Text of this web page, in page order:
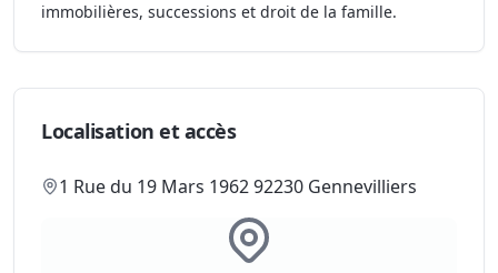
immobilières, successions et droit de la famille.
Localisation et accès
1 Rue du 19 Mars 1962 92230 Gennevilliers